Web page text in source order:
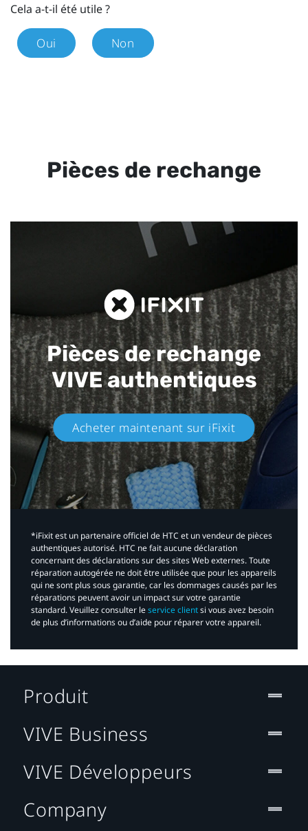
Cela a-t-il été utile ?
Oui Non
Pièces de rechange
Pièces de rechange
VIVE authentiques​
Acheter maintenant sur iFixit​
*iFixit est un partenaire officiel de HTC et un vendeur de pièces
authentiques autorisé. HTC ne fait aucune déclaration
concernant des déclarations sur des sites Web externes. Toute
réparation autogérée ne doit être utilisée que pour les appareils
qui ne sont plus sous garantie, car les dommages causés par les
réparations peuvent avoir un impact sur votre garantie
standard. Veuillez consulter leservice clientsi vous avez besoin
de plus d’informations ou d’aide pour réparer votre appareil.​
Produit
VIVE Business
VIVE Développeurs
Company